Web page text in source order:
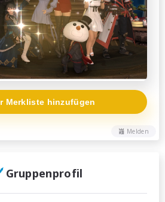
Melden
Merkliste hinzufügen
Gruppenprofil